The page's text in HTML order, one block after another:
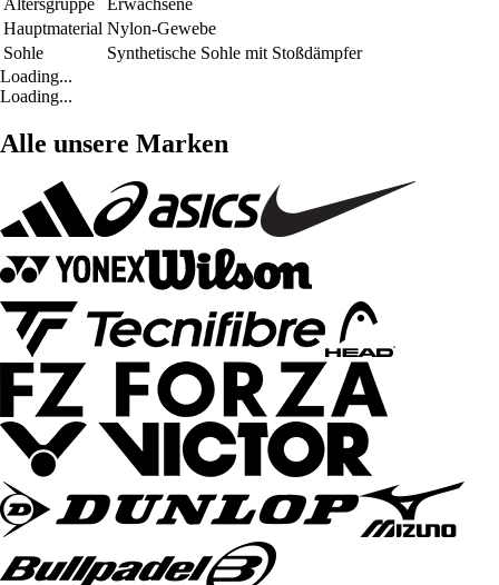
Altersgruppe
Erwachsene
Hauptmaterial Nylon-Gewebe
Sohle
Synthetische Sohle mit Stoßdämpfer
Loading...
Loading...
Alle unsere Marken